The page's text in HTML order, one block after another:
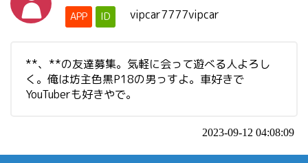
APP ID vipcar7777vipcar
**、**の友達募集。気軽に会って遊べる人よろし
く。俺は坊主色黒P18の男っすよ。車好きで
YouTuberも好きやで。
2023-09-12 04:08:09